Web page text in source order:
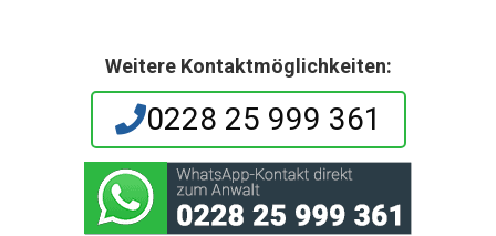
Weitere Kontaktmöglichkeiten:
0228 25 999 361